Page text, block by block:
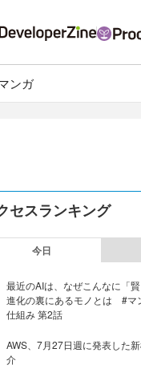
ンガ
セスランキング
今日
最近のAIは、なぜこんなに「
進化の裏にあるモノとは #マ
仕組み 第2話
AWS、7月27日週に発表した
介